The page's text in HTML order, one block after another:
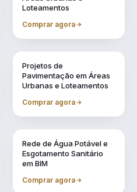
Loteamentos
Comprar agora
Projetos de
Pavimentação em Áreas
Urbanas e Loteamentos
Comprar agora
Rede de Água Potável e
Esgotamento Sanitário
em BIM
Comprar agora